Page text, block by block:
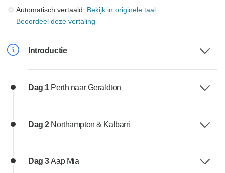
Automatisch vertaald. Bekijk in originele taal
Beoordeel deze vertaling
Introductie
Dag 1 Perth naar Geraldton
Dag 2 Northampton & Kalbarri
Dag 3Aap Mia